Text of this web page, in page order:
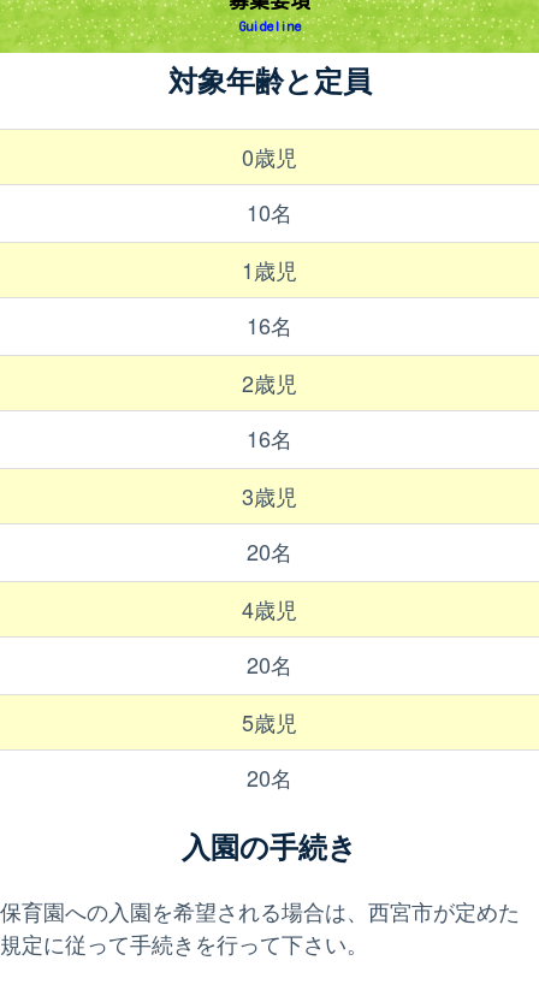
Guideline
対象年齢と定員
0歳児
10名
1歳児
16名
2歳児
16名
3歳児
20名
4歳児
20名
5歳児
20名
入園の手続き
保育園への入園を希望される場合は、西宮市が定めた
規定に従って手続きを行って下さい。